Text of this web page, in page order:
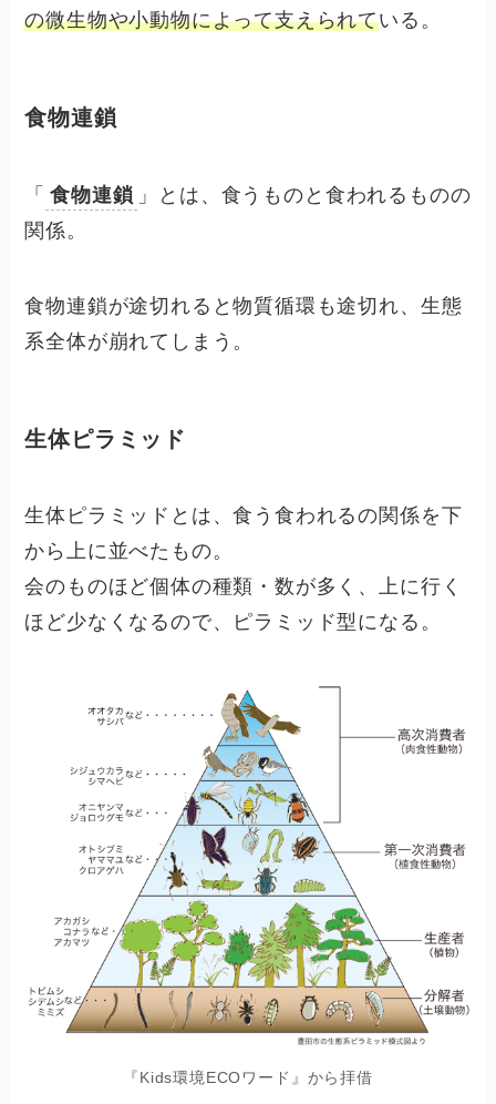
の微生物や小動物によって支えられている。
食物連鎖
「 食物連鎖 」とは、食うものと食われるものの
関係。
食物連鎖が途切れると物質循環も途切れ、生態
系全体が崩れてしまう。
生体ピラミッド
生体ピラミッドとは、食う食われるの関係を下
から上に並べたもの。
会のものほど個体の種類・数が多く、上に行く
ほど少なくなるので、ピラミッド型になる。
『Kids環境ECOワード』から拝借